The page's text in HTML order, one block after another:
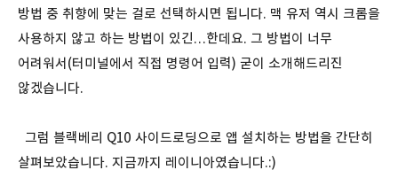
방법 중 취향에 맞는 걸로 선택하시면 됩니다. 맥 유저 역시 크롬을
사용하지 않고 하는 방법이 있긴…한데요. 그 방법이 너무
어려워서(터미널에서 직접 명령어 입력) 굳이 소개해드리진
않겠습니다.
그럼 블랙베리 Q10 사이드로딩으로 앱 설치하는 방법을 간단히
살펴보았습니다. 지금까지 레이니아였습니다.:)